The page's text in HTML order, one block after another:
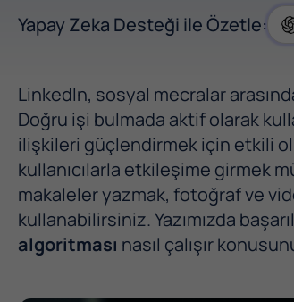
Yapay Zeka Desteği ile Özetle:
LinkedIn, sosyal mecralar
Doğru işi bulmada aktif olarak
ilişkileri güçlendirmek için etkili
kullanıcılarla etkileşime girmek
makaleler yazmak, fotoğraf ve
kullanabilirsiniz. Yazımızda
algoritması nasıl çalışır